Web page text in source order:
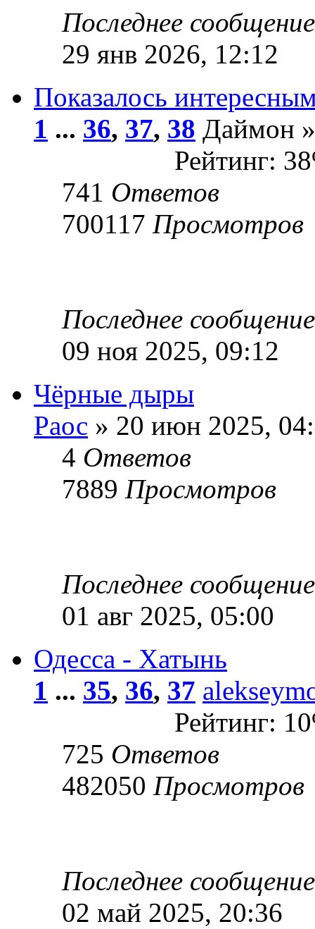
Последнее
29 янв 2026, 12:12
Показалось
1 ... 36, 37, 38 Даймон
Рейтинг:
741 Ответов
700117 Просмотров
Последнее
09 ноя 2025, 09:12
Чёрные дыры
Раос » 20 июн 2025,
4 Ответов
7889 Просмотров
Последнее
01 авг 2025, 05:00
Одесса - Хатынь
1 ... 35, 36, 37
Рейтинг:
725 Ответов
482050 Просмотров
Последнее
02 май 2025, 20:36